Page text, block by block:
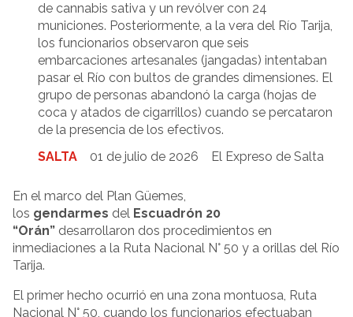
de cannabis sativa y un revólver con 24
municiones. Posteriormente, a la vera del Río Tarija,
los funcionarios observaron que seis
embarcaciones artesanales (jangadas) intentaban
pasar el Río con bultos de grandes dimensiones. El
grupo de personas abandonó la carga (hojas de
coca y atados de cigarrillos) cuando se percataron
de la presencia de los efectivos.
SALTA
01 de julio de 2026 El Expreso de Salta
En el marco del Plan Güemes,
los gendarmes del Escuadrón 20
“Orán” desarrollaron dos procedimientos en
inmediaciones a la Ruta Nacional N° 50 y a orillas del Río
Tarija.
El primer hecho ocurrió en una zona montuosa, Ruta
Nacional N° 50, cuando los funcionarios efectuaban